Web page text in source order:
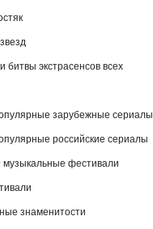
битвы экстрасенсов всех
зарубежные сериалы
российские сериалы
фестивали
знаменитости